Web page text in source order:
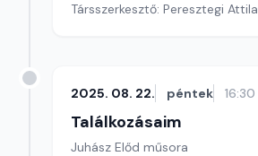
Társszerkesztő: Peresztegi Attila
2025. 08. 22. péntek 16:30
Találkozásaim
Juhász Előd műsora